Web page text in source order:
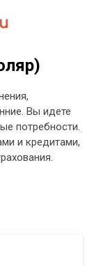
Вы идете
потребности.
и кредитами,